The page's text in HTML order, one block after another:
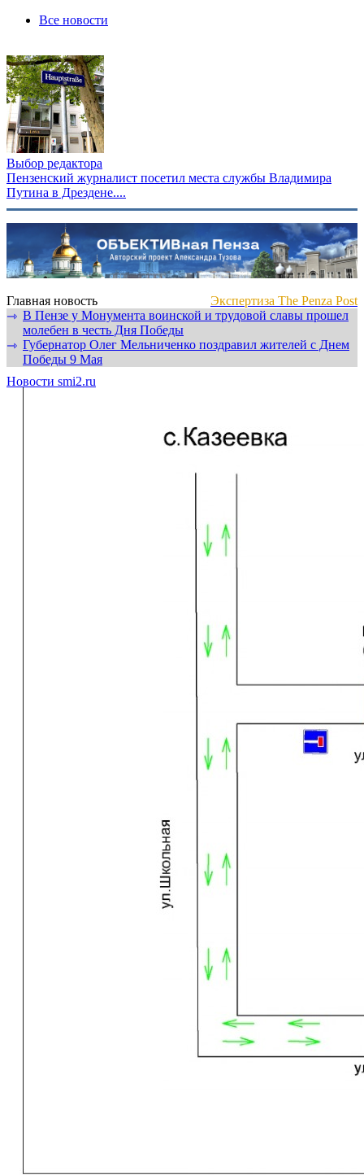
Все новости
Выбор редактора
Пензенский журналист посетил места службы Владимира
Путина в Дрездене....
Главная новость
Экспертиза The Penza Post
⇾ В Пензе у Монумента воинской и трудовой славы прошел
молебен в честь Дня Победы
⇾ Губернатор Олег Мельниченко поздравил жителей с Днем
Победы 9 Мая
Новости smi2.ru